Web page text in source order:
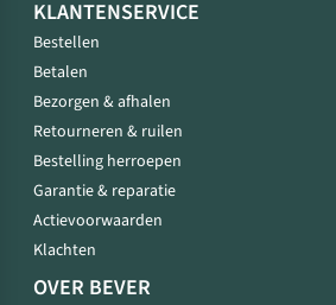
KLANTENSERVICE
Bestellen
Betalen
Bezorgen & afhalen
Retourneren & ruilen
Bestelling herroepen
Garantie & reparatie
Actievoorwaarden
Klachten
OVER BEVER